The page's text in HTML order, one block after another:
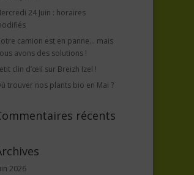
24 Juin : horaires
camion est en panne… mais
avons des solutions !
clin d’œil sur Breizh Izel !
trouver nos plants bio en Mai ?
récents
2026